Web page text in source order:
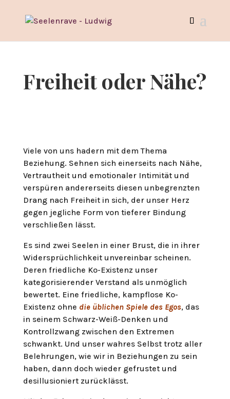
Freiheit oder Nähe?
Viele von uns hadern mit dem Thema
Beziehung. Sehnen sich einerseits nach Nähe,
Vertrautheit und emotionaler Intimität und
verspüren andererseits diesen unbegrenzten
Drang nach Freiheit in sich, der unser Herz
gegen jegliche Form von tieferer Bindung
verschließen lässt.
Es sind zwei Seelen in einer Brust, die in ihrer
Widersprüchlichkeit unvereinbar scheinen.
Deren friedliche Ko-Existenz unser
kategorisierender Verstand als unmöglich
bewertet. Eine friedliche, kampflose Ko-
Existenz ohne die üblichen Spiele des Egos, das
in seinem Schwarz-Weiß-Denken und
Kontrollzwang zwischen den Extremen
schwankt. Und unser wahres Selbst trotz aller
Belehrungen, wie wir in Beziehungen zu sein
haben, dann doch wieder gefrustet und
desillusioniert zurücklässt.